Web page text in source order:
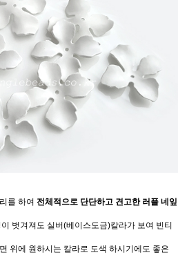
를 하여 전체적으로 단단하고 견고한 러플 네잎
벗겨져도 실버(베이스도금)칼라가 보여 빈티
에 원하시는 칼라로 도색 하시기에도 좋은